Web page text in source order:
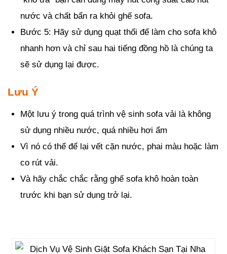
nước và chất bẩn ra khỏi ghế sofa.
Bước 5: Hãy sử dụng quạt thổi để làm cho sofa khô
nhanh hơn và chỉ sau hai tiếng đồng hồ là chúng ta
sẽ sử dụng lại được.
Lưu Ý
Một lưu ý trong quá trình vệ sinh sofa vải là không
sử dụng nhiều nước, quá nhiều hơi ẩm
Vì nó có thể để lại vết cặn nước, phai màu hoặc làm
co rút vải.
Và hãy chắc chắc rằng ghế sofa khô hoàn toàn
trước khi bạn sử dụng trở lại.